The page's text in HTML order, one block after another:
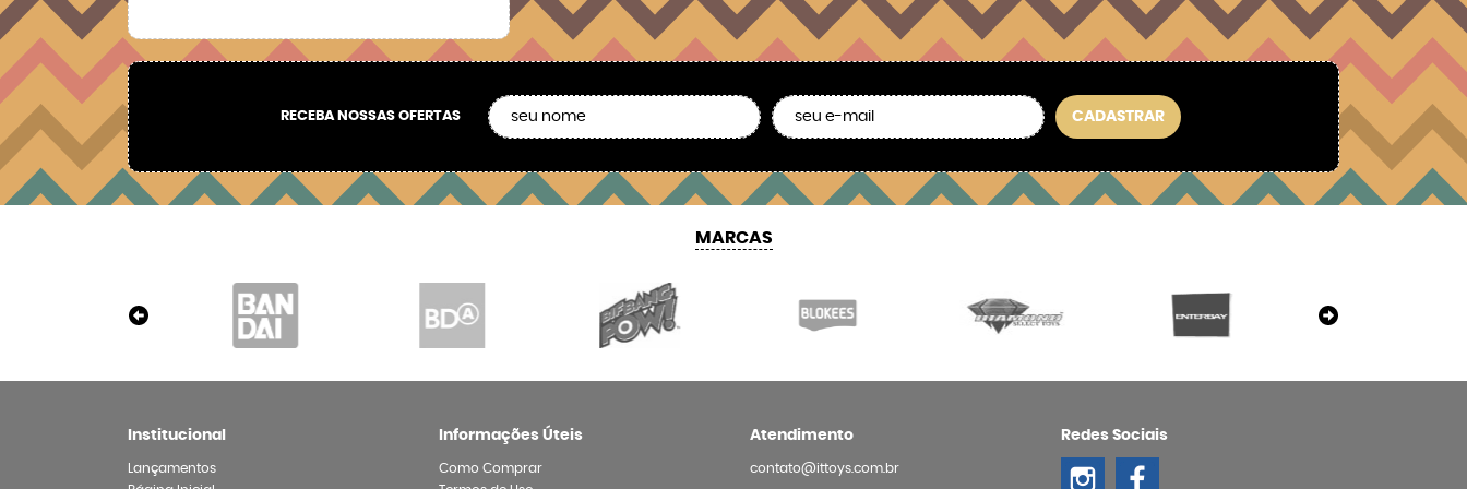
RECEBA NOSSAS OFERTAS CADASTRAR
MARCAS
Institucional
Lançamentos
Informações Úteis
Como Comprar
Atendimento
contato@ittoys.com.br
Redes Sociais